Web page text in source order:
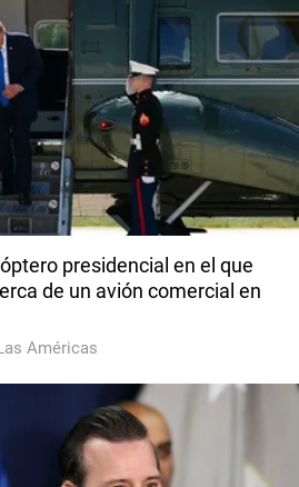
presidencial en el que
de un avión comercial en
Américas